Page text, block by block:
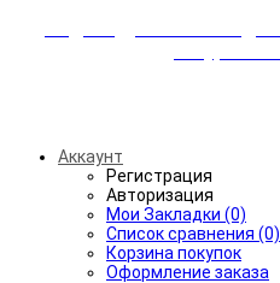
Аккаунт
Регистрация
Авторизация
Мои Закладки (0)
Список сравнения (0)
Корзина покупок
Оформление заказа